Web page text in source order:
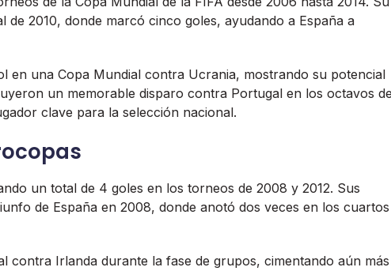
2010, donde marcó cinco goles, ayudando a España a
en una Copa Mundial contra Ucrania, mostrando su potencial
un memorable disparo contra Portugal en los octavos
clave para la selección nacional.
un total de 4 goles en los torneos de 2008 y 2012. Sus
de España en 2008, donde anotó dos veces en los cuartos
contra Irlanda durante la fase de grupos, cimentando aún más